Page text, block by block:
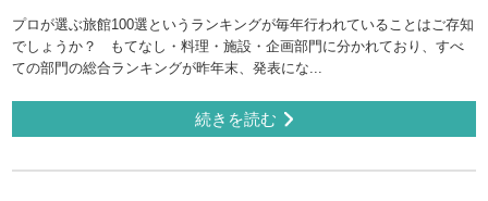
プロが選ぶ旅館100選というランキングが毎年行われていることはご存知
でしょうか？ もてなし・料理・施設・企画部門に分かれており、すべ
ての部門の総合ランキングが昨年末、発表にな...
続きを読む